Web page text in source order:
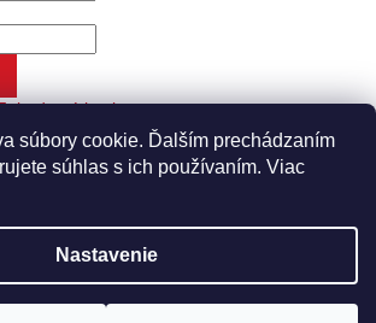
súbory cookie. Ďalším prechádzaním
súhlas s ich používaním. Viac
Nastavenie
heslo
Autohaus.sk. Všetky práva vyhradené.
Upraviť nastavenie cookies